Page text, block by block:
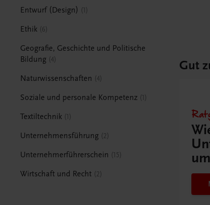
Entwurf (Design) 1
Ethik 6
Geografie, Geschichte und Politische
Bildung 4
Naturwissenschaften 4
Soziale und personale Kompetenz 1
Textiltechnik 1
Unternehmensführung 2
Unternehmerführerschein 15
Wirtschaft und Recht 2
Gut